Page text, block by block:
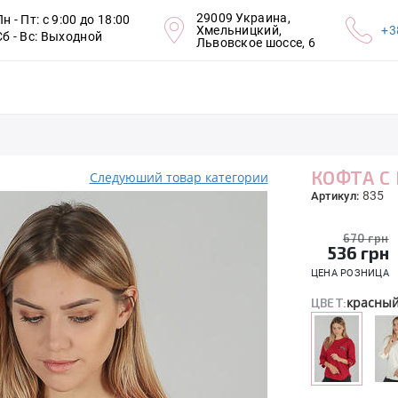
- Пт: с 9:00 до 18:00
- Вс: Выходной
29009 Украина,
Хмельницкий,
Львовское шоссе, 6
Следуюший товар категории КОФТА
Артикул: 835
670 грн
536 грн
ЦЕНА РОЗНИЦА
ЦВЕТ: